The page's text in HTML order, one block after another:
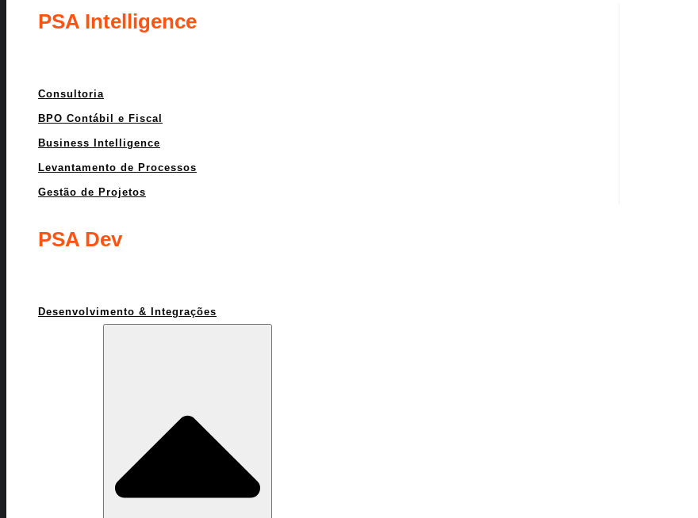
PSA Intelligence
Consultoria
BPO Contábil e Fiscal
Business Intelligence
Levantamento de Processos
Gestão de Projetos
PSA Dev
Desenvolvimento & Integrações